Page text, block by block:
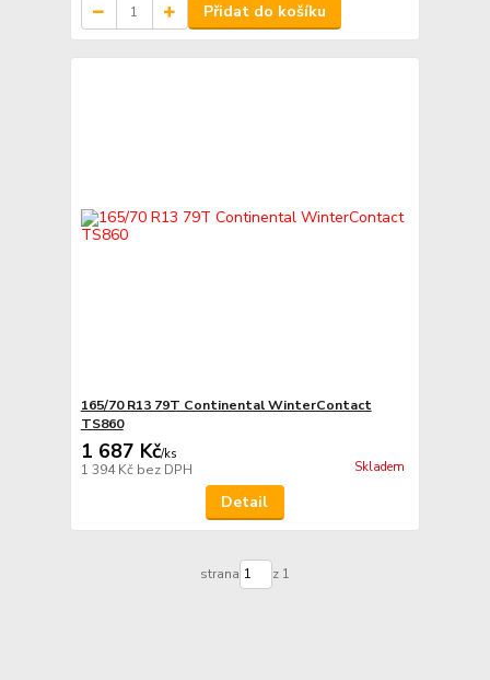
Přidat do košíku
165/70 R13 79T Continental WinterContact
TS860
1 687 Kč/ks
1 394 Kč bez DPH Skladem
Detail
strana z 1